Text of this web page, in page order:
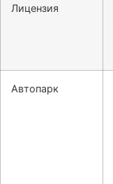
Лицензия
Автопарк